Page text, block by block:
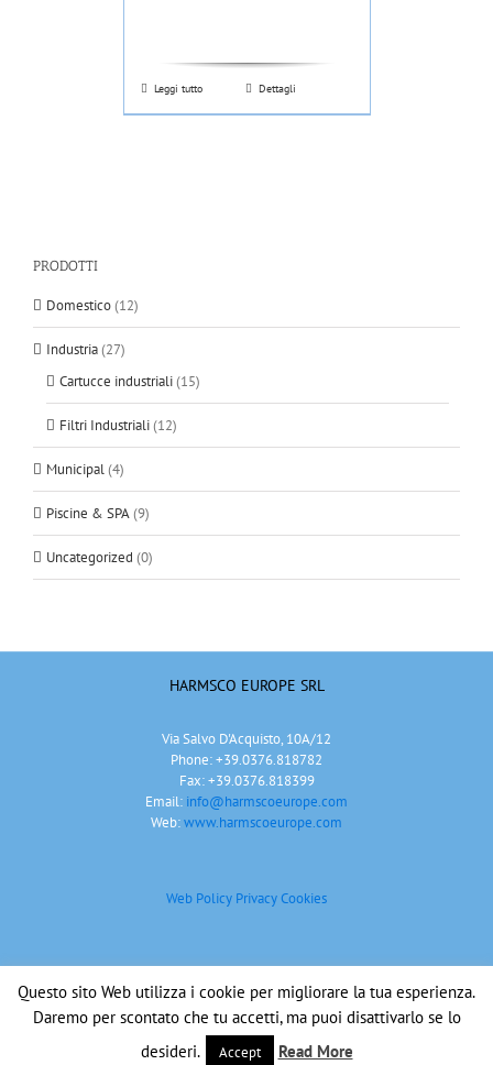
Leggi tutto Dettagli
PRODOTTI
Domestico(12)
Industria(27)
Cartucce industriali(15)
Filtri Industriali(12)
Municipal(4)
Piscine & SPA(9)
Uncategorized (0)
HARMSCO EUROPE SRL
Via Salvo D'Acquisto, 10A/12
Phone: +39.0376.818782
Fax: +39.0376.818399
Email: info@harmscoeurope.com
Web:www.harmscoeurope.com
Web Policy PrivacyCookies
Copyright 2018 - HarmscoEurope srl | All Rights Reserved | P.Iva: 01633130206
Email YouTube
Questo sito Web utilizza i cookie per migliorare la tua esperienza.
Daremo per scontato che tu accetti, ma puoi disattivarlo se lo
desideri.
Accept Read More